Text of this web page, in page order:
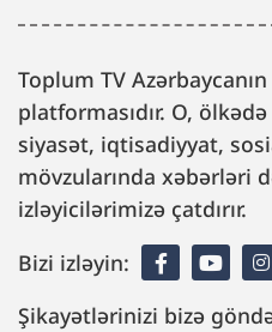
Toplum TV
platformasıdır. O,
siyasət, iqtisadiyyat,
mövzularında xəbərləri
izləyicilərimizə çatdırır.
Bizi izləyin:
Şikayətlərinizi bizə